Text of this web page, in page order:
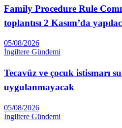
Family Procedure Rule
toplantısı 2 Kasım’da
05/08/2026
İngiltere Gündemi
Tecavüz ve çocuk istismarı
uygulanmayacak
05/08/2026
İngiltere Gündemi